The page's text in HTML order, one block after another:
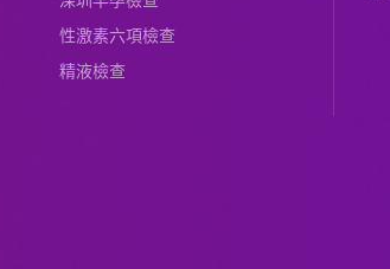
性激素六項檢查
精液檢查